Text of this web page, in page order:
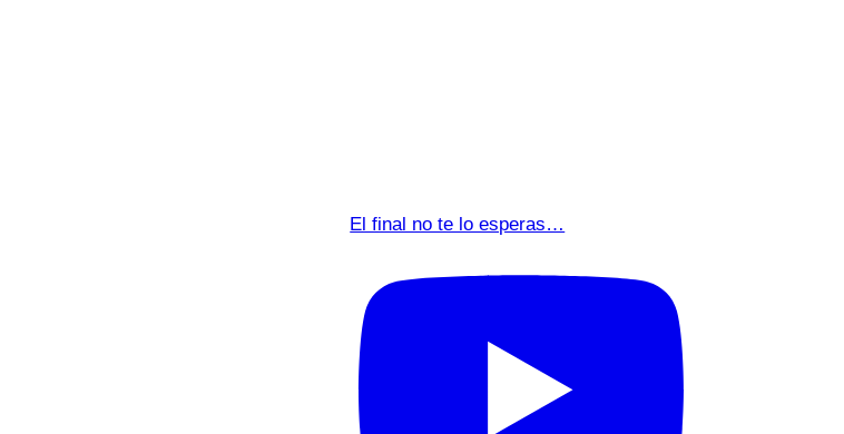
El final no te lo esperas…